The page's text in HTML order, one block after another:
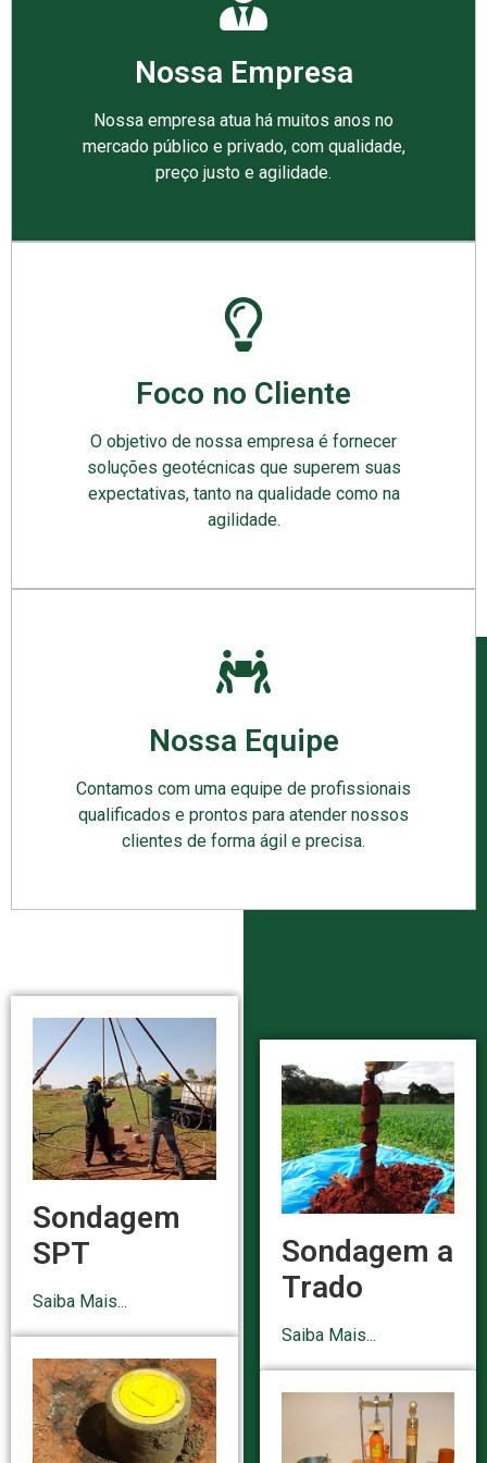
Nossa Empresa
Nossa empresa atua há muitos anos no
mercado público e privado, com qualidade,
preço justo e agilidade.
Foco no Cliente
O objetivo de nossa empresa é fornecer
soluções geotécnicas que superem suas
expectativas, tanto na qualidade como na
agilidade.
Nossa Equipe
Contamos com uma equipe de profissionais
qualificados e prontos para atender nossos
clientes de forma ágil e precisa.
Sondagem
SPT
Saiba Mais...
Sondagem a
Trado
Saiba Mais...